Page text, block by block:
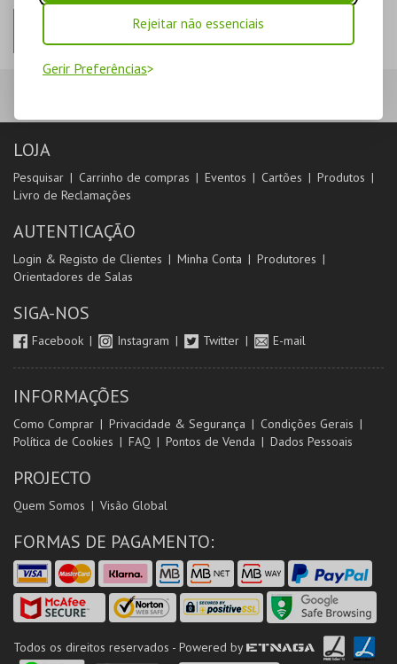
Rejeitar não essenciais
Gerir Preferências
LOJA
Pesquisar Carrinho de compras Eventos Cartões
Produtos
Livro de Reclamações
AUTENTICAÇÃO
Login & Registo de Clientes Minha Conta
Produtores
Orientadores de Salas
SIGA-NOS
Facebook Instagram Twitter E-mail
INFORMAÇÕES
Como Comprar Privacidade & Segurança
Condições Gerais
Política de Cookies
FAQ Pontos de Venda Dados Pessoais
PROJECTO
Quem Somos Visão Global
FORMAS DE PAGAMENTO:
Todos os direitos reservados - Powered by ETNAGA